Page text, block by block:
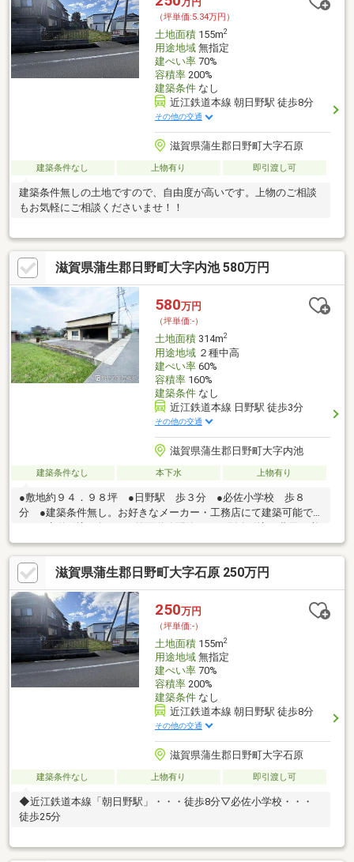
（坪単価:5.34万円）
土地面積155m2
用途地域無指定
建ぺい率70%
容積率200%
建築条件なし
近江鉄道本線 朝日野駅 徒歩8分
その他の交通
滋賀県蒲生郡日野町大字石原
建築条件なし 上物有り 即引渡し可
建築条件無しの土地ですので、自由度が高いです。上物のご相談
もお気軽にご相談くださいませ！！
滋賀県蒲生郡日野町大字内池 580万円
580万円
（坪単価:-）
土地面積314m2
用途地域２種中高
建ぺい率60%
容積率160%
建築条件なし
近江鉄道本線 日野駅 徒歩3分
その他の交通
滋賀県蒲生郡日野町大字内池
建築条件なし 本下水 上物有り
●敷地約９４．９８坪 ●日野駅 歩３分 ●必佐小学校 歩８
分 ●建築条件無し。お好きなメーカー・工務店にて建築可能で
す■下水道引込み無し（※前面道路配管あり、別途引込み費用が必
要です） ■現況、未登記建物あり（現状渡し） ■農地転用許可
要すFUKUYAグループでは引っ越しやインターネットなどの企業
様と連携し、お客様が不動産のお取引後も快適に新生活を送れる
ようご優待割引等にてサービスの提供に取り組んでおります。お
気軽にお問合せ下さいませ。
滋賀県蒲生郡日野町大字石原 250万円
250万円
（坪単価:-）
土地面積155m2
用途地域無指定
建ぺい率70%
容積率200%
建築条件なし
近江鉄道本線 朝日野駅 徒歩8分
その他の交通
滋賀県蒲生郡日野町大字石原
建築条件なし 上物有り 即引渡し可
◆近江鉄道本線「朝日野駅」・・・徒歩8分▽必佐小学校・・・
徒歩25分